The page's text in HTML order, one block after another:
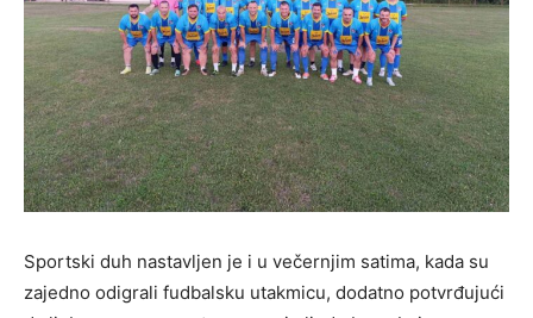
Sportski duh nastavljen je i u večernjim satima, kada su
zajedno odigrali fudbalsku utakmicu, dodatno potvrđujući